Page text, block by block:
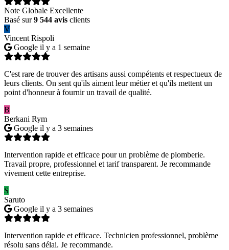
Note Globale Excellente
Basé sur9 544 avis clients
V
Vincent Rispoli
Google il y a 1 semaine
C'est rare de trouver des artisans aussi compétents et respectueux de
leurs clients. On sent qu'ils aiment leur métier et qu'ils mettent un
point d'honneur à fournir un travail de qualité.
B
Berkani Rym
Google il y a 3 semaines
Intervention rapide et efficace pour un problème de plomberie.
Travail propre, professionnel et tarif transparent. Je recommande
vivement cette entreprise.
S
Saruto
Google il y a 3 semaines
Intervention rapide et efficace. Technicien professionnel, problème
résolu sans délai. Je recommande.